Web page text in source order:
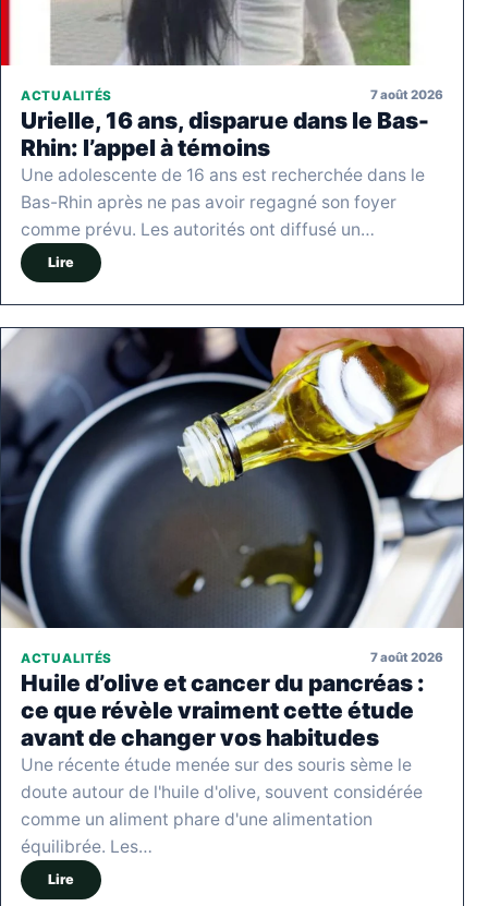
ACTUALITÉS 7 août 2026
Urielle, 16 ans, disparue dans le Bas-
Rhin: l’appel à témoins
Une adolescente de 16 ans est recherchée dans le
Bas-Rhin après ne pas avoir regagné son foyer
comme prévu. Les autorités ont diffusé un…
Lire
ACTUALITÉS 7 août 2026
Huile d’olive et cancer du pancréas :
ce que révèle vraiment cette étude
avant de changer vos habitudes
Une récente étude menée sur des souris sème le
doute autour de l'huile d'olive, souvent considérée
comme un aliment phare d'une alimentation
équilibrée. Les…
Lire